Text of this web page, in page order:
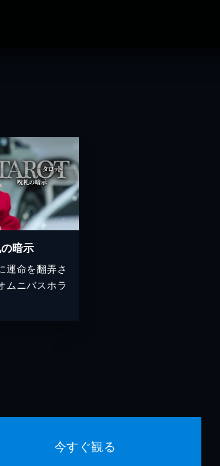
暗示
運命を翻弄さ
ムニバスホラ
今すぐ観る